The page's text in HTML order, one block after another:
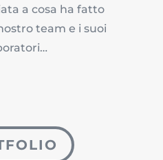
a cosa ha fatto
team e i suoi